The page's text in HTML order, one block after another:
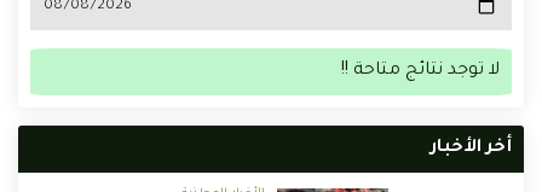
لا توجد نتائج متاحة !!
أخر الأخبار